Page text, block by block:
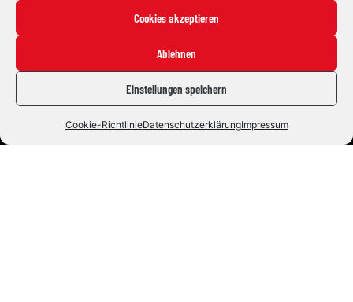
Cookies akzeptieren
Ablehnen
Einstellungen speichern
Cookie-RichtlinieDatenschutzerklärungImpressum
Die Indians
Staff
Fans
Fanshop